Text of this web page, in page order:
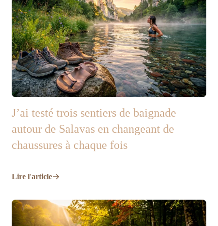
J’ai testé trois sentiers de baignade
autour de Salavas en changeant de
chaussures à chaque fois
Lire l'article